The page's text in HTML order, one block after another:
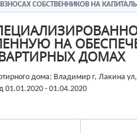
ВЗНОСАХ СОБСТВЕННИКОВ НА
НА
ДОМАХ
дома: Владимир г, Лакина
01.01.2020 - 01.04.2020